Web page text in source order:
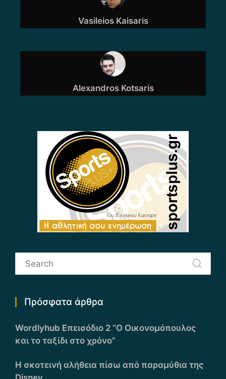
Vasileios Kaisaris
Alexandros Kotsaris
Πρόσφατα άρθρα
Wordlyhub Επεισόδιο 2 “Ο Οικονομόπουλος
και το ταξίδι στο χρόνο”
Η σκοτεινή αλήθεια πίσω από παραμύθια της